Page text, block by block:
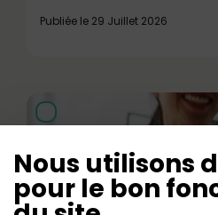
Nous utilisons
pour le bon
Publiée le 29 Juillet 2026